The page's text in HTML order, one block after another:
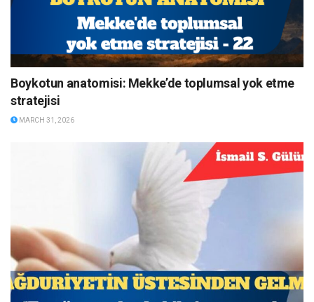
Boykotun anatomisi: Mekke’de toplumsal yok etme
stratejisi
MARCH 31, 2026